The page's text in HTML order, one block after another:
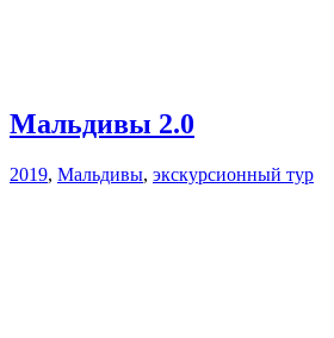
Мальдивы 2.0
2019, Мальдивы, экскурсионный тур